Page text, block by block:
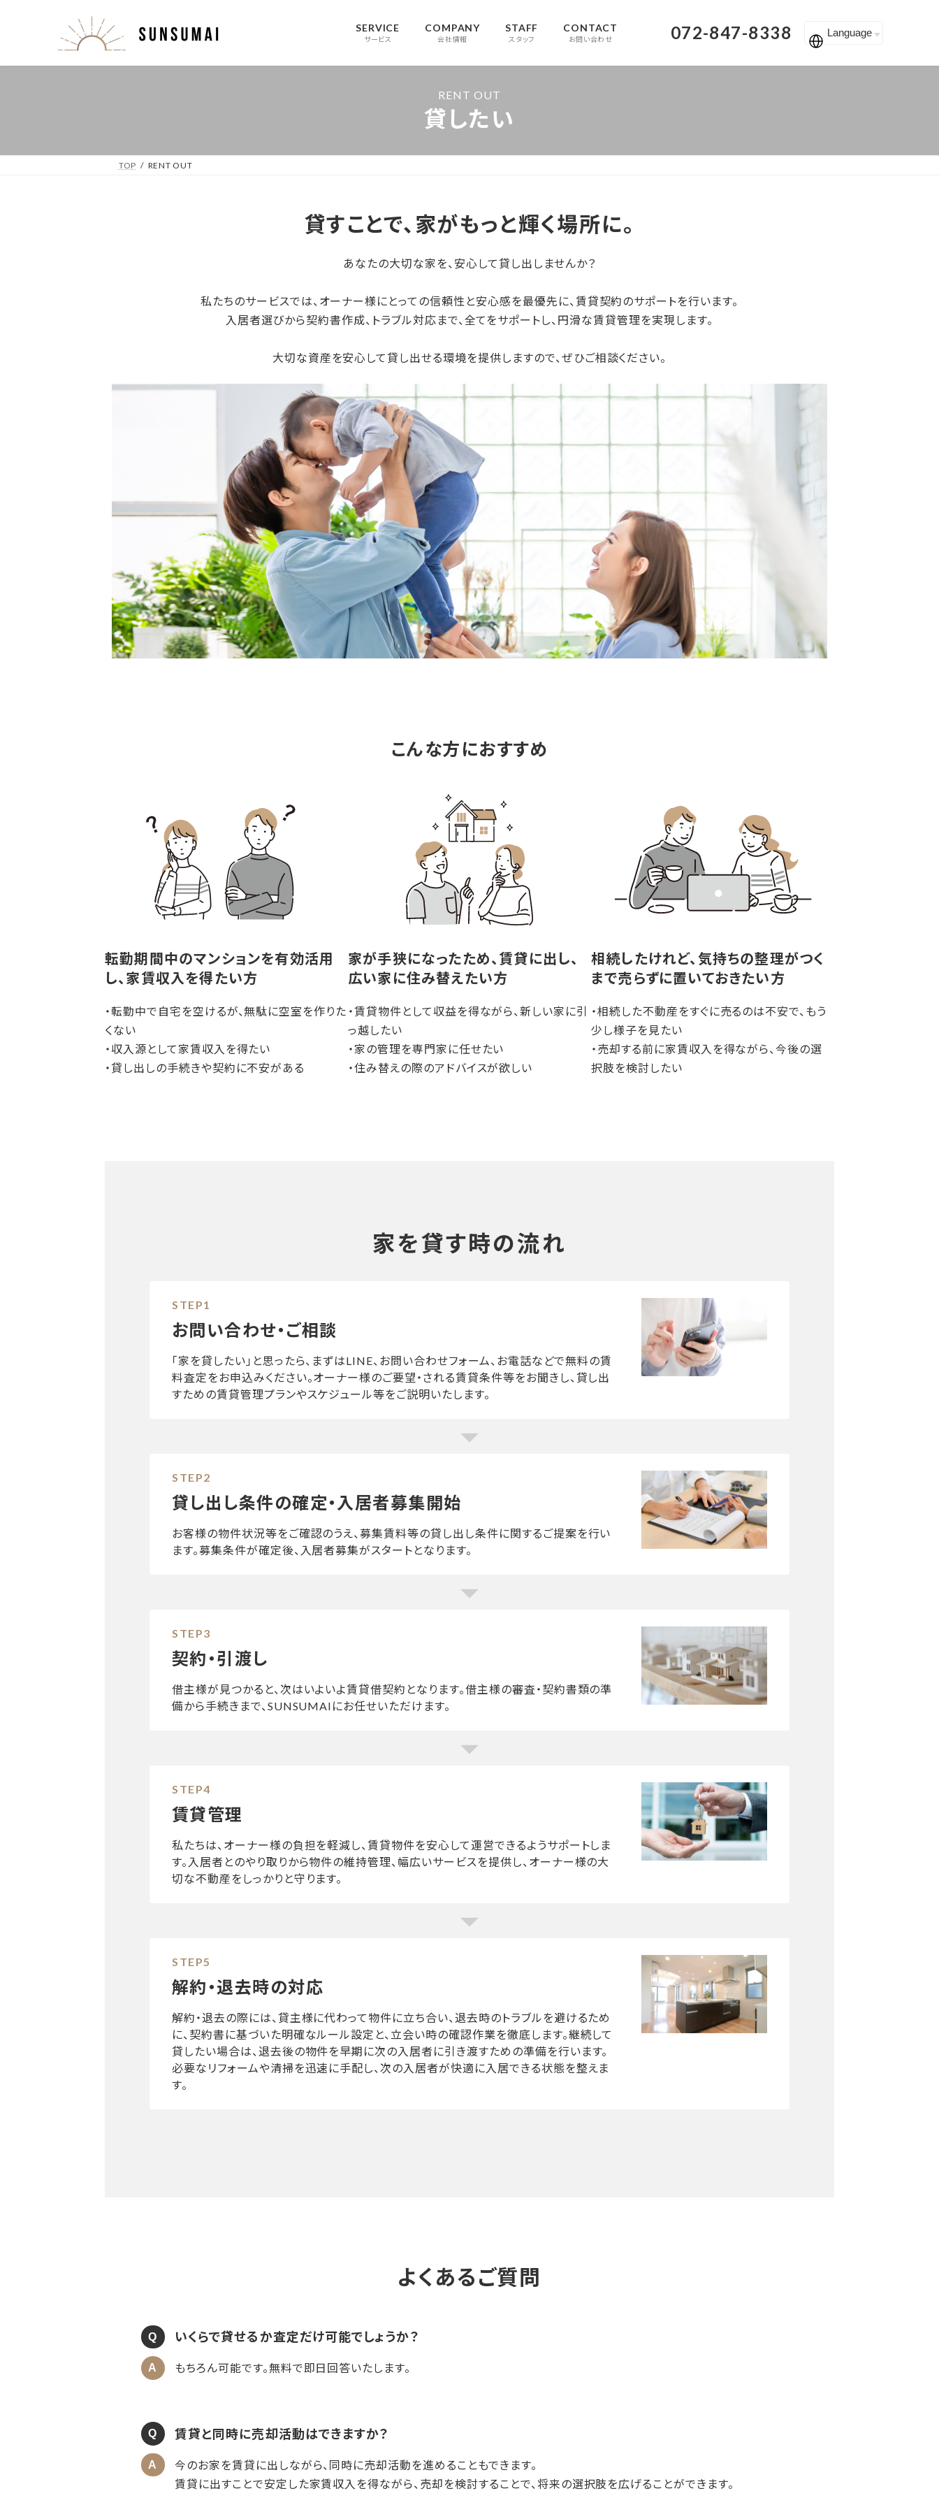
プ
動
SERVICE
サービス
COMPANY
会社情報
STAFF
スタッフ
CONTACT
お問い合わせ 072-847-8338
RENT OUT
貸したい
TOP RENT OUT
貸すことで、 家がもっと輝く場所に。
あなたの大切な家を、安心して貸し出しませんか？
私たちのサービスでは、オーナー様にとっての信頼性と安心感を最優先に、賃貸契約のサポートを行います。
入居者選びから契約書作成、トラブル対応まで、全てをサポートし、円滑な賃貸管理を実現します。
大切な資産を安心して貸し出せる環境を提供しますので、ぜひご相談ください。
こんな方におすすめ
転勤期間中のマンションを有効活用
し、家賃収入を得たい方
・転勤中で自宅を空けるが、無駄に空室を作りた
くない
・収入源として家賃収入を得たい
・貸し出しの手続きや契約に不安がある
家が手狭になったため、賃貸に出し、
広い家に住み替えたい方
・賃貸物件として収益を得ながら、新しい家に引
っ越したい
・家の管理を専門家に任せたい
・住み替えの際のアドバイスが欲しい
相続したけれど、気持ちの整理がつく
まで売らずに置いておきたい方
・相続した不動産をすぐに売るのは不安で、もう
少し様子を見たい
・売却する前に家賃収入を得ながら、今後の選
択肢を検討したい
家を貸す時の流れ
お問い合わせ・ご相談
「家を貸したい」と思ったら、まずはLINE、お問い合わせフォーム、お電話などで無料の賃
料査定をお申込みください。オーナー様のご要望・される賃貸条件等をお聞きし、貸し出
すための賃貸管理プランやスケジュール等をご説明いたします。
貸し出し条件の確定・ 入居者募集開始
お客様の物件状況等をご確認のうえ、募集賃料等の貸し出し条件に関するご提案を行い
ます。募集条件が確定後、入居者募集がスタートとなります。
契約・引渡し
借主様が見つかると、次はいよいよ賃貸借契約となります。借主様の審査・契約書類の準
備から手続きまで、SUNSUMAIにお任せいただけます。
賃貸管理
私たちは、オーナー様の負担を軽減し、賃貸物件を安心して運営できるようサポートしま
す。入居者とのやり取りから物件の維持管理、幅広いサービスを提供し、オーナー様の大
切な不動産をしっかりと守ります。
解約・退去時の対応
解約・退去の際には、貸主様に代わって物件に立ち合い、退去時のトラブルを避けるため
に、契約書に基づいた明確なルール設定と、立会い時の確認作業を徹底します。継続して
貸したい場合は、退去後の物件を早期に次の入居者に引き渡すための準備を行います。
必要なリフォームや清掃を迅速に手配し、次の入居者が快適に入居できる状態を整えま
す。
よくあるご質問
いくらで貸せるか査定だけ可能でしょうか？
もちろん可能です。無料で即日回答いたします。
賃貸と同時に売却活動はできますか？
今のお家を賃貸に出しながら、同時に売却活動を進めることもできます。
賃貸に出すことで安定した家賃収入を得ながら、売却を検討することで、将来の選択肢を広げることができます。